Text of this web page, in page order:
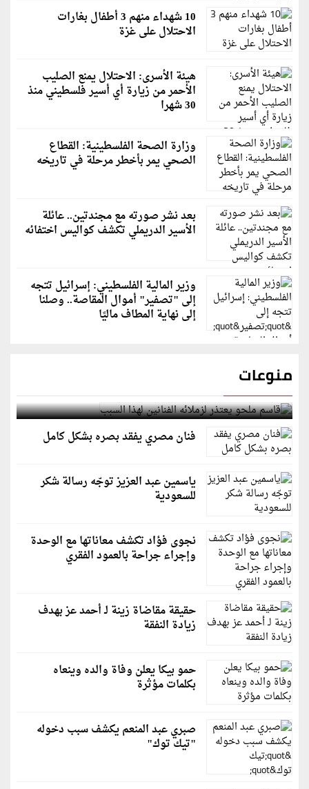
10 شهداء منهم 3 أطفال بغارات
الاحتلال على غزة
هيئة الأسرى: الاحتلال يمنع الصليب
الأحمر من زيارة أي أسير فلسطيني منذ
30 شهرا
وزارة الصحة الفلسطينية: القطاع
الصحي يمر بأخطر مرحلة في تاريخه
بعد نشر صورته مع مجندتين.. عائلة
الأسير الدريملي تكشف كواليس اختفائه
وزير المالية الفلسطيني: إسرائيل تتجه
إلى "تصفير" أموال المقاصة.. وصلنا
إلى نهاية المطاف ماليًا
منوعات
قاسم ملحو يعتذر لزملائه الفنانين لهذا السبب
فنان مصري يفقد بصره بشكل كامل
ياسمين عبد العزيز توجّه رسالة شكر
للسعودية
نجوى فؤاد تكشف معاناتها مع الوحدة
وإجراء جراحة بالعمود الفقري
حقيقة مقاضاة زينة لـ أحمد عز بهدف
زيادة النفقة
حمو بيكا يعلن وفاة والده وينعاه
بكلمات مؤثرة
صبري عبد المنعم يكشف سبب دخوله
"تيك توك"